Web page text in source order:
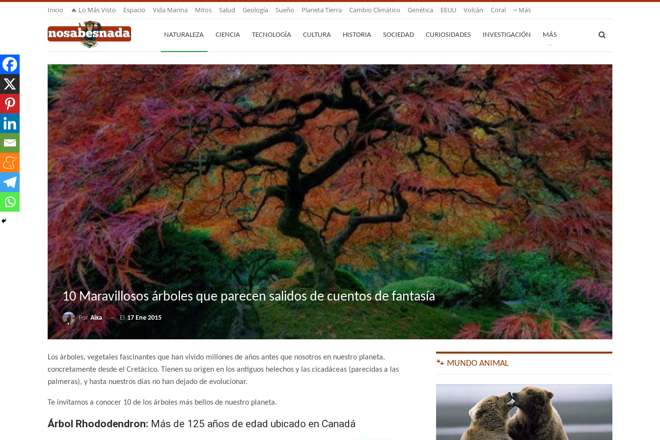
Inicio 🔥 Lo Más Visto Espacio Vida Marina Mitos Salud Geología Sueño Planeta Tierra Cambio Climático Genética EEUU Volcán Coral Más
NATURALEZA CIENCIA TECNOLOGÍA CULTURA HISTORIA SOCIEDAD CURIOSIDADES INVESTIGACIÓN MÁS
10 Maravillosos árboles que parecen salidos de cuentos de fantasía
PorAixa El17 Ene 2015
Los árboles, vegetales fascinantes que han vivido millones de años antes que nosotros en nuestro planeta,
concretamente desde el Cretácico. Tienen su origen en los antiguos helechos y las cicadáceas (parecidas a las
palmeras), y hasta nuestros días no han dejado de evolucionar.
Te invitamos a conocer 10 de los árboles más bellos de nuestro planeta.
Árbol Rhododendron: Más de 125 años de edad ubicado en Canadá
🐾 MUNDO ANIMAL